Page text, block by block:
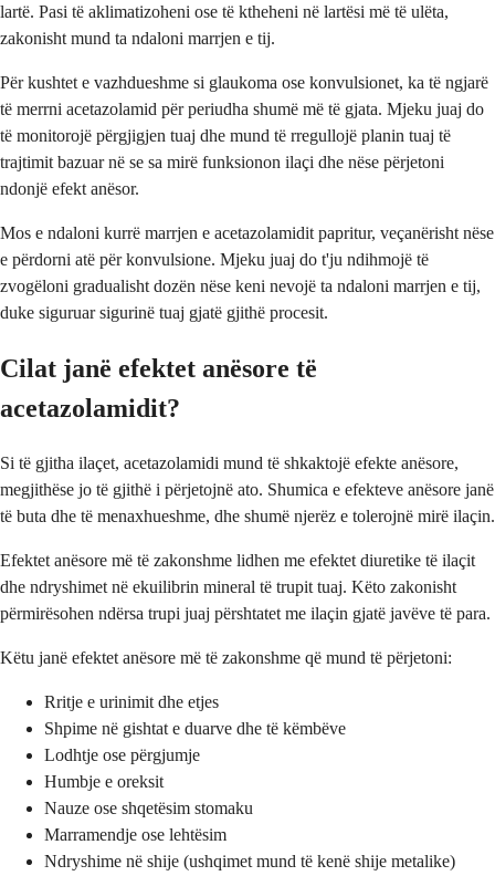
lartë. Pasi të aklimatizoheni ose të ktheheni në lartësi më të ulëta,
zakonisht mund ta ndaloni marrjen e tij.
Për kushtet e vazhdueshme si glaukoma ose konvulsionet, ka të ngjarë
të merrni acetazolamid për periudha shumë më të gjata. Mjeku juaj do
të monitorojë përgjigjen tuaj dhe mund të rregullojë planin tuaj të
trajtimit bazuar në se sa mirë funksionon ilaçi dhe nëse përjetoni
ndonjë efekt anësor.
Mos e ndaloni kurrë marrjen e acetazolamidit papritur, veçanërisht nëse
e përdorni atë për konvulsione. Mjeku juaj do t'ju ndihmojë të
zvogëloni gradualisht dozën nëse keni nevojë ta ndaloni marrjen e tij,
duke siguruar sigurinë tuaj gjatë gjithë procesit.
Cilat janë efektet anësore të
acetazolamidit?
Si të gjitha ilaçet, acetazolamidi mund të shkaktojë efekte anësore,
megjithëse jo të gjithë i përjetojnë ato. Shumica e efekteve anësore janë
të buta dhe të menaxhueshme, dhe shumë njerëz e tolerojnë mirë ilaçin.
Efektet anësore më të zakonshme lidhen me efektet diuretike të ilaçit
dhe ndryshimet në ekuilibrin mineral të trupit tuaj. Këto zakonisht
përmirësohen ndërsa trupi juaj përshtatet me ilaçin gjatë javëve të para.
Këtu janë efektet anësore më të zakonshme që mund të përjetoni:
Rritje e urinimit dhe etjes
Shpime në gishtat e duarve dhe të këmbëve
Lodhtje ose përgjumje
Humbje e oreksit
Nauze ose shqetësim stomaku
Marramendje ose lehtësim
Ndryshime në shije (ushqimet mund të kenë shije metalike)